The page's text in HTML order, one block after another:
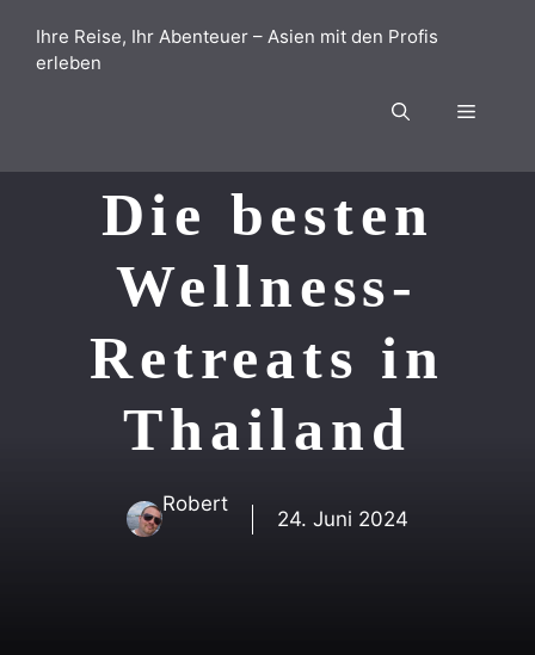
Inhalt
springen
Ihre Reise, Ihr Abenteuer – Asien mit den Profis
erleben
Menü
Die besten
Wellness-
Retreats in
Thailand
Robert
24. Juni 2024